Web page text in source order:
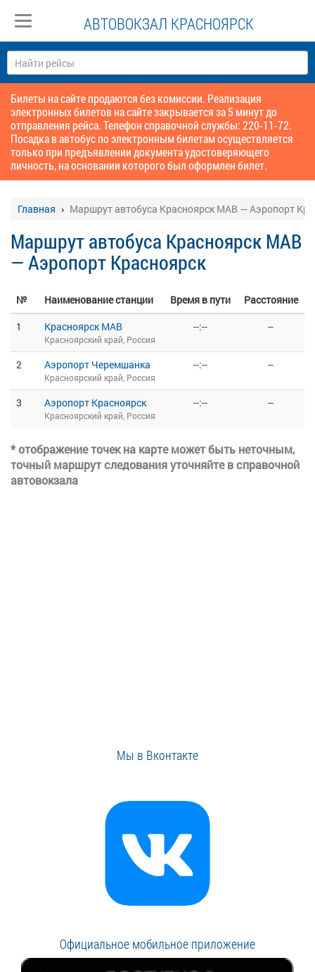
АВТОВОКЗАЛ КРАСНОЯРСК
Билеты на сайте продаются без комиссии. Реализация
электронных билетов на сайте закрывается за 5 минут до
отправления рейса. Телефон справочной службы: 220-11-72.
Посадка в автобус по электронным билетам осуществляется
только при предъявлении документа удостоверяющего
личность, на основании которого был оформлен билет.
Главная Маршрут автобуса Красноярск МАВ — Аэропорт
Маршрут автобуса Красноярск МАВ
— Аэропорт Красноярск
№ Наименование станции Время в пути
Расстояние
1
Красноярск МАВ
Красноярский край, Россия
--:-- --
2 Аэропорт Черемшанка
Красноярский край, Россия
--:-- --
3 Аэропорт Красноярск
Красноярский край, Россия
--:-- --
* отображение точек на карте может быть неточным,
точный маршрут следования уточняйте в справочной
автовокзала
Мы в Вконтакте
Официальное мобильное приложение